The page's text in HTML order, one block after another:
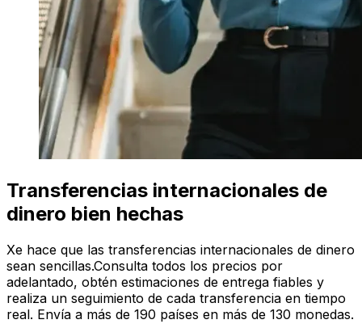
Transferencias internacionales de
dinero bien hechas
Xe hace que las transferencias internacionales de dinero
sean sencillas.Consulta todos los precios por
adelantado, obtén estimaciones de entrega fiables y
realiza un seguimiento de cada transferencia en tiempo
real. Envía a más de 190 países en más de 130 monedas.